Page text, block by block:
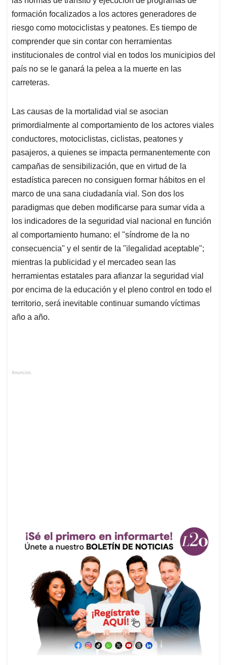
formación focalizados a los actores generadores de
riesgo como motociclistas y peatones. Es tiempo de
comprender que sin contar con herramientas
institucionales de control vial en todos los municipios del
país no se le ganará la pelea a la muerte en las
carreteras.
Las causas de la mortalidad vial se asocian
primordialmente al comportamiento de los actores viales
conductores, motociclistas, ciclistas, peatones y
pasajeros, a quienes se impacta permanentemente con
campañas de sensibilización, que en virtud de la
estadística parecen no consiguen formar hábitos en el
marco de una sana ciudadanía vial. Son dos los
paradigmas que deben modificarse para sumar vida a
los indicadores de la seguridad vial nacional en función
al comportamiento humano: el "síndrome de la no
consecuencia" y el sentir de la "ilegalidad aceptable";
mientras la publicidad y el mercadeo sean las
herramientas estatales para afianzar la seguridad vial
por encima de la educación y el pleno control en todo el
territorio, será inevitable continuar sumando víctimas
año a año.
Anuncios.